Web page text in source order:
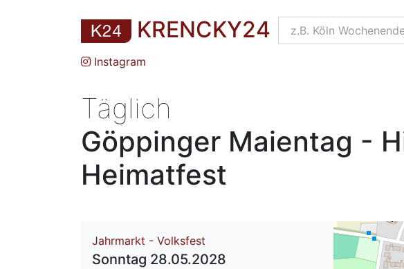
KRENCKY24
Instagram
Täglich
Göppinger Maientag -
Heimatfest
Jahrmarkt - Volksfest
Sonntag 28.05.2028